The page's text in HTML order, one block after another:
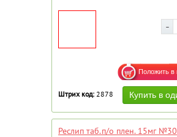
Штрих код: 2878
Реслип таб.п/о плен. 15мг №30